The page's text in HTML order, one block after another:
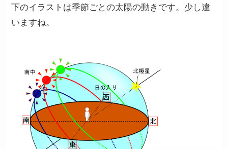
下のイラストは季節ごとの太陽の動きです。少し違
いますね。